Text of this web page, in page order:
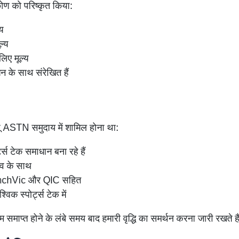
को परिष्कृत किया:
मूल्य
के साथ संरेखित हैं
समुदाय में शामिल होना था:
टेक समाधान बना रहे हैं
के साथ
और QIC सहित
स्पोर्ट्स टेक में
समाप्त होने के लंबे समय बाद हमारी वृद्धि का समर्थन करना जारी रखते